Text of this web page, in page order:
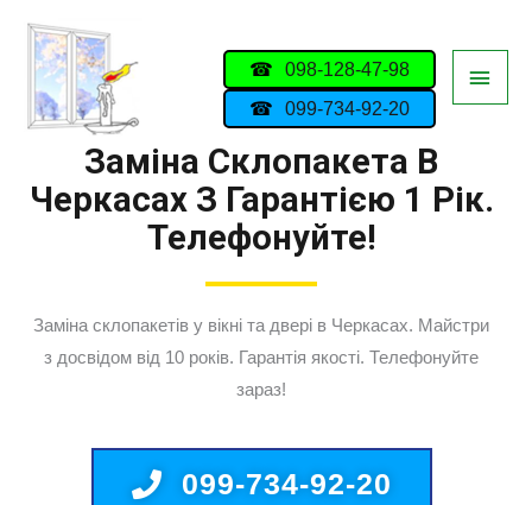
098-128-47-98
099-734-92-20
Заміна Склопакета В
Черкасах З Гарантією 1 Рік.
Телефонуйте!
Заміна склопакетів у вікні та двері в Черкасах. Майстри
з досвідом від 10 років. Гарантія якості. Телефонуйте
зараз!
099-734-92-20